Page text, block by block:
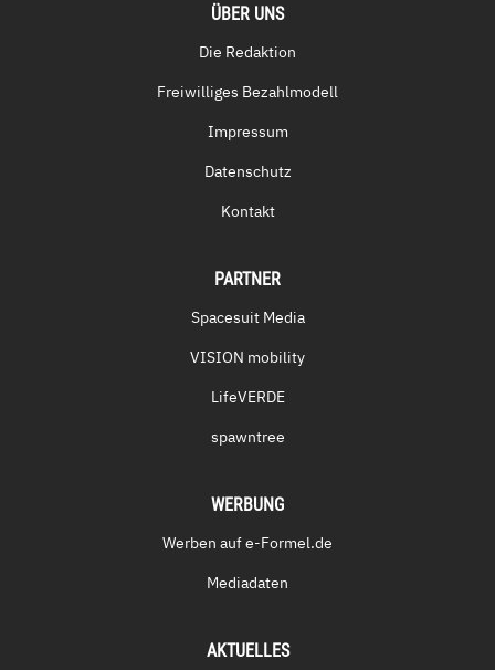
ÜBER UNS
Die Redaktion
Freiwilliges Bezahlmodell
Impressum
Datenschutz
Kontakt
PARTNER
Spacesuit Media
VISION mobility
LifeVERDE
spawntree
WERBUNG
Werben auf e-Formel.de
Mediadaten
AKTUELLES